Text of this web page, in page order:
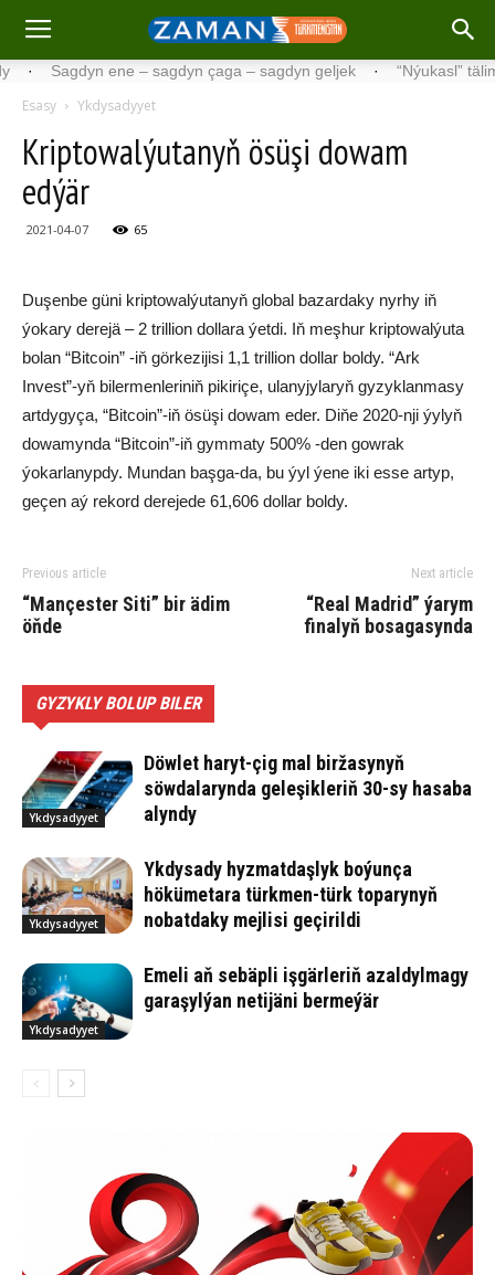
Sagdyn ene – sagdyn çaga – sagdyn geljek · “Nýukasl”
Esasy Ykdysadyyet
Kriptowalýutanyň ösüşi dowam
edýär
2021-04-07 65
Duşenbe güni kriptowalýutanyň global bazardaky nyrhy iň
ýokary derejä – 2 trillion dollara ýetdi. Iň meşhur kriptowalýuta
bolan “Bitcoin” -iň görkezijisi 1,1 trillion dollar boldy. “Ark
Invest”-yň bilermenleriniň pikiriçe, ulanyjylaryň gyzyklanmasy
artdygyça, “Bitcoin”-iň ösüşi dowam eder. Diňe 2020-nji ýylyň
dowamynda “Bitcoin”-iň gymmaty 500% -den gowrak
ýokarlanypdy. Mundan başga-da, bu ýyl ýene iki esse artyp,
geçen aý rekord derejede 61,606 dollar boldy.
Previous article
“Mançester Siti” bir ädim
öňde
Next article
“Real Madrid” ýarym
finalyň bosagasynda
GYZYKLY BOLUP BILER
Ykdysadyyet
Döwlet haryt-çig mal biržasynyň
söwdalarynda geleşikleriň 30-sy hasaba
alyndy
Ykdysadyyet
Ykdysady hyzmatdaşlyk boýunça
hökümetara türkmen-türk toparynyň
nobatdaky mejlisi geçirildi
Ykdysadyyet
Emeli aň sebäpli işgärleriň azaldylmagy
garaşylýan netijäni bermeýär